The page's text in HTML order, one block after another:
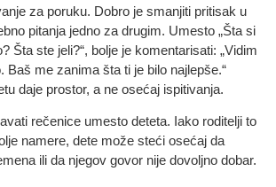
za poruku. Dobro je smanjiti pritisak u
pitanja jedno za drugim. Umesto „Šta si
Šta ste jeli?“, bolje je komentarisati: „Vidim
Baš me zanima šta ti je bilo najlepše.“
daje prostor, a ne osećaj ispitivanja.
rečenice umesto deteta. Iako roditelji to
namere, dete može steći osećaj da
ili da njegov govor nije dovoljno dobar.